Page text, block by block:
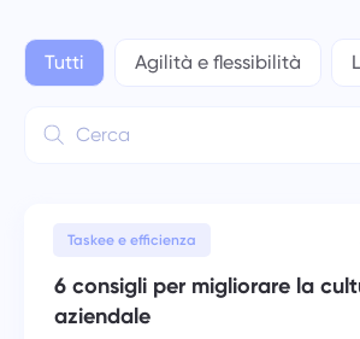
Español
Tutti Agilità e flessibilità
Taskee e efficienza
6 consigli per migliorare la
aziendale
Monitora il tempo dedicato ai compiti,
Compiti
Crea un compito, lavora su di esso con i
quando è completato.
Tipo di azienda